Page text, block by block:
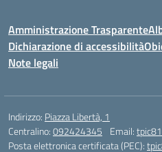
Amministrazione Trasparente
Dichiarazione di accessibilità
Note legali
Indirizzo: Piazza Libertà, 1
Centralino:092424345 Email:
Posta elettronica certificata (PEC):